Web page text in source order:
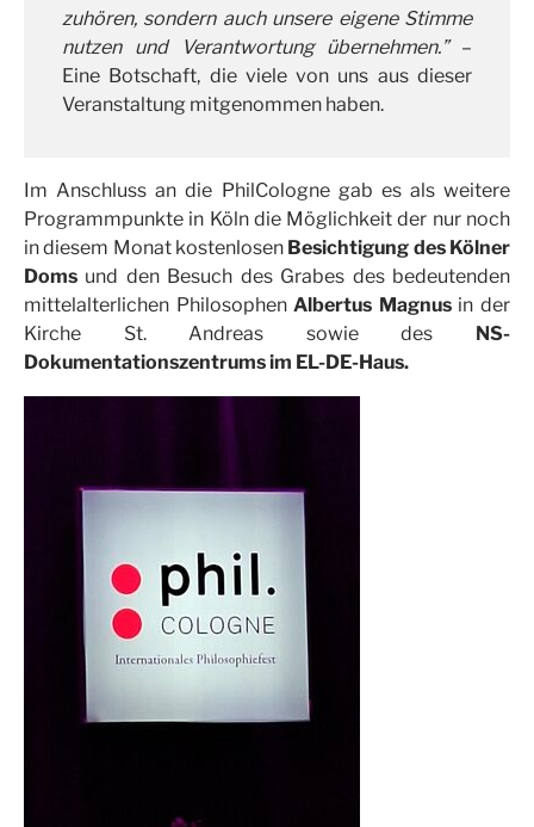
zuhören, sondern auch unsere eigene Stimme
nutzen und Verantwortung übernehmen.”–
Eine Botschaft, die viele von uns aus dieser
Veranstaltung mitgenommen haben.
Im Anschluss an die PhilCologne gab es als weitere
Programmpunkte in Köln die Möglichkeit der nur noch
in diesem Monat kostenlosen Besichtigung des Kölner
Doms und den Besuch des Grabes des bedeutenden
mittelalterlichen PhilosophenAlbertus Magnusin der
Kirche St. Andreas sowie des NS-
Dokumentationszentrums im EL-DE-Haus.